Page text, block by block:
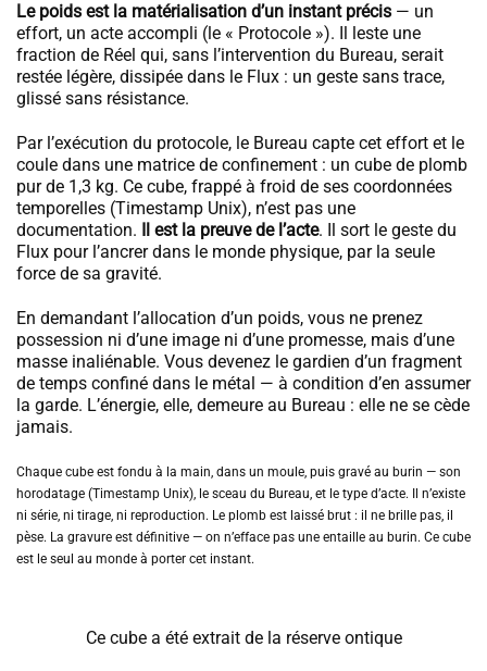
Le poids est la matérialisation d’un instant précis — un
effort, un acte accompli (le « Protocole »). Il leste une
fraction de Réel qui, sans l’intervention du Bureau, serait
restée légère, dissipée dans le Flux : un geste sans trace,
glissé sans résistance.
Par l’exécution du protocole, le Bureau capte cet effort et le
coule dans une matrice de confinement : un cube de plomb
pur de 1,3 kg. Ce cube, frappé à froid de ses coordonnées
temporelles (Timestamp Unix), n’est pas une
documentation. Il est la preuve de l’acte. Il sort le geste du
Flux pour l’ancrer dans le monde physique, par la seule
force de sa gravité.
En demandant l’allocation d’un poids, vous ne prenez
possession ni d’une image ni d’une promesse, mais d’une
masse inaliénable. Vous devenez le gardien d’un fragment
de temps confiné dans le métal — à condition d’en assumer
la garde. L’énergie, elle, demeure au Bureau : elle ne se cède
jamais.
Chaque cube est fondu à la main, dans un moule, puis gravé au burin — son
horodatage (Timestamp Unix), le sceau du Bureau, et le type d’acte. Il n’existe
ni série, ni tirage, ni reproduction. Le plomb est laissé brut : il ne brille pas, il
pèse. La gravure est définitive — on n’efface pas une entaille au burin. Ce cube
est le seul au monde à porter cet instant.
Ce cube a été extrait de la réserve ontique